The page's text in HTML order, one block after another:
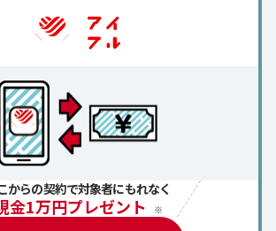
からの契約で対象者にもれなく
金1万円プレゼント ※